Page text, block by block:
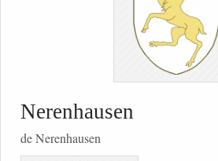
Nerenhausen
de Nerenhausen